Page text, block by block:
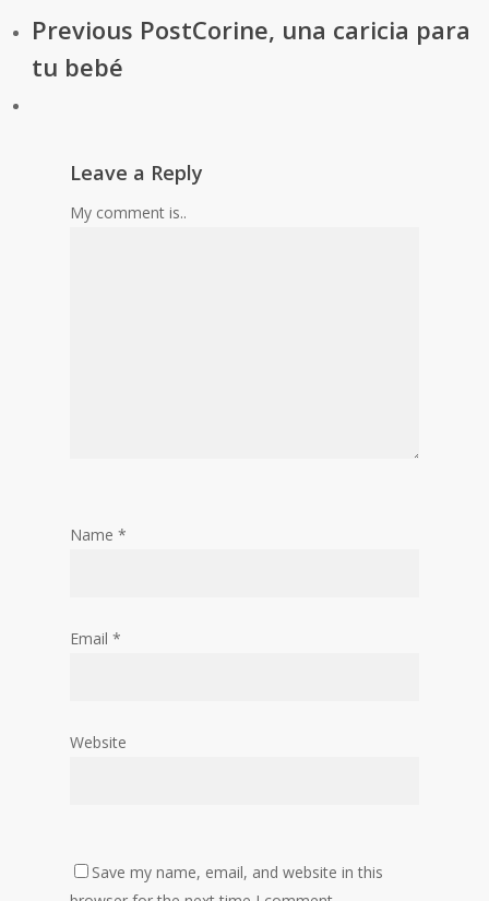
Previous PostCorine, una caricia para
tu bebé
Leave a Reply
My comment is..
Name *
Email *
Website
Save my name, email, and website in this